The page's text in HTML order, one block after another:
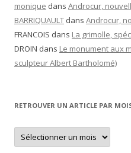
monique dans Androcur,
BARRIQUAULT dans Androcur,
FRANCOIS dans La grimolle,
DROIN dans Le monument aux
sculpteur Albert Bartholomé)
RETROUVER UN ARTICLE PAR
Retrouver
un
article